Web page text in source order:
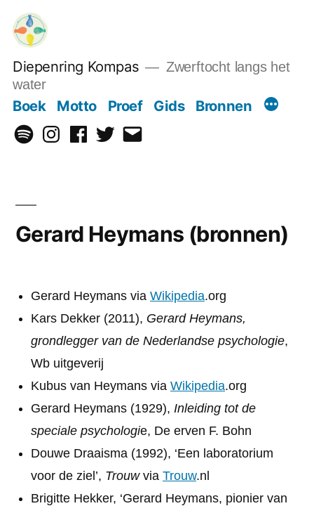
naar
inhoud
Diepenring Kompas
Zwerftocht langs het
water
Boek Motto Proef Gids Bronnen
SpotifyInstagramFacebookTwitterEmail
Gerard Heymans (bronnen)
Gerard Heymans via Wikipedia.org
Kars Dekker (2011), Gerard Heymans,
grondlegger van de Nederlandse psychologie,
Wb uitgeverij
Kubus van Heymans via Wikipedia.org
Gerard Heymans (1929), Inleiding tot de
speciale psychologie, De erven F. Bohn
Douwe Draaisma (1992), ‘Een laboratorium
voor de ziel’, Trouwvia Trouw.nl
Brigitte Hekker, ‘Gerard Heymans, pionier van